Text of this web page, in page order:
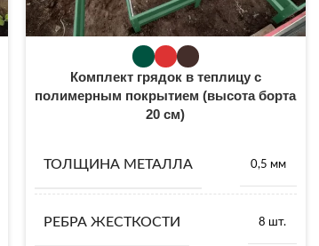
Комплект грядок в теплицу с
полимерным покрытием (высота борта
20 см)
ТОЛЩИНА МЕТАЛЛА 0,5 мм
РЕБРА ЖЕСТКОСТИ 8 шт.